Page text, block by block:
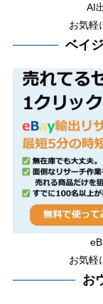
AI
お気軽
ベイ
お気軽
お